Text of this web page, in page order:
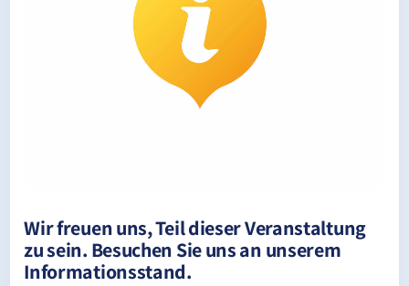
Wir freuen uns, Teil dieser Veranstaltung
zu sein. Besuchen Sie uns an unserem
Informationsstand.